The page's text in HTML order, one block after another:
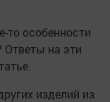
то особенности
Ответы на эти
изделий из